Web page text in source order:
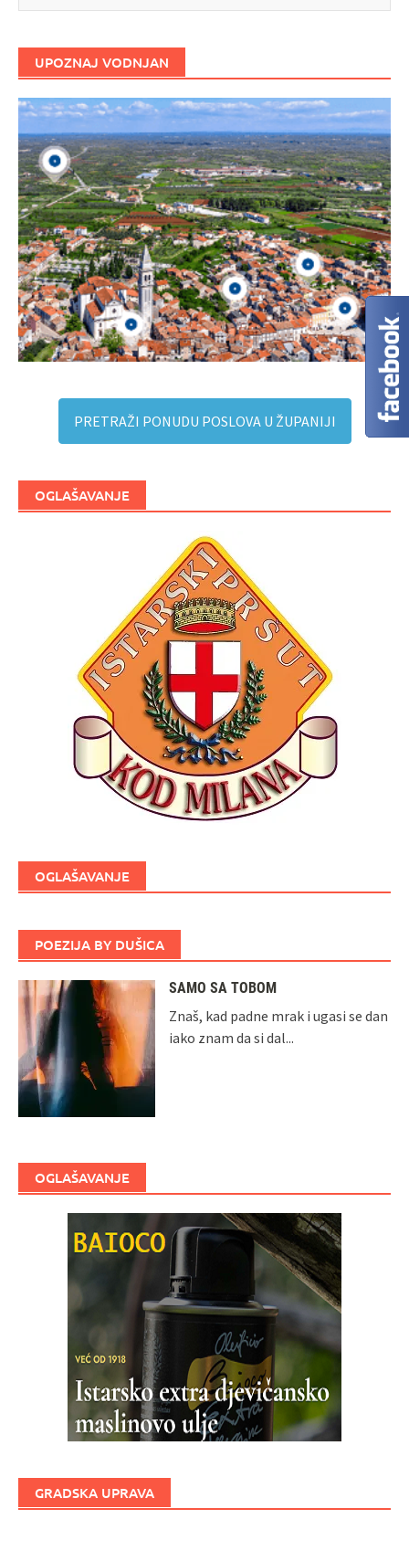
UPOZNAJ VODNJAN
PRETRAŽI PONUDU POSLOVA U ŽUPANIJI
OGLAŠAVANJE
OGLAŠAVANJE
POEZIJA BY DUŠICA
SAMO SA TOBOM
Znaš, kad padne mrak i ugasi se dan
iako znam da si dal...
OGLAŠAVANJE
GRADSKA UPRAVA